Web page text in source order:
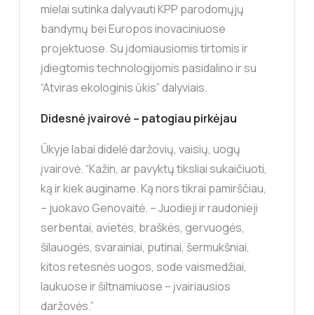
mielai sutinka dalyvauti KPP parodomųjų
bandymų bei Europos inovaciniuose
projektuose. Su įdomiausiomis tirtomis ir
įdiegtomis technologijomis pasidalino ir su
“Atviras ekologinis ūkis” dalyviais.
Didesnė įvairovė – patogiau pirkėjau
Ūkyje labai didelė daržovių, vaisių, uogų
įvairovė. “Kažin, ar pavyktų tiksliai sukaičiuoti,
ką ir kiek auginame. Ką nors tikrai pamirščiau,
– juokavo Genovaitė. – Juodieji ir raudonieji
serbentai, avietės, braškės, gervuogės,
šilauogės, svarainiai, putinai, šermukšniai,
kitos retesnės uogos, sode vaismedžiai,
laukuose ir šiltnamiuose – įvairiausios
daržovės.”